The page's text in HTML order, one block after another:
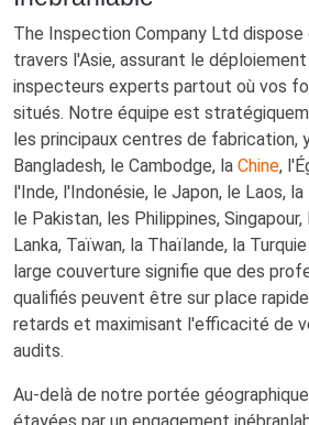
The Inspection Company Ltd dispose
travers l'Asie, assurant le
inspecteurs experts partout où vos
situés. Notre équipe est
les principaux centres de fabrication,
Bangladesh, le Cambodge, la Chine,
l'Inde, l'Indonésie, le Japon, le Laos, la
le Pakistan, les Philippines, Singapour,
Lanka, Taïwan, la Thaïlande, la
large couverture signifie que des
qualifiés peuvent être sur place
retards et maximisant l'efficacité de
audits.
Au-delà de notre portée
étayées par un engagement